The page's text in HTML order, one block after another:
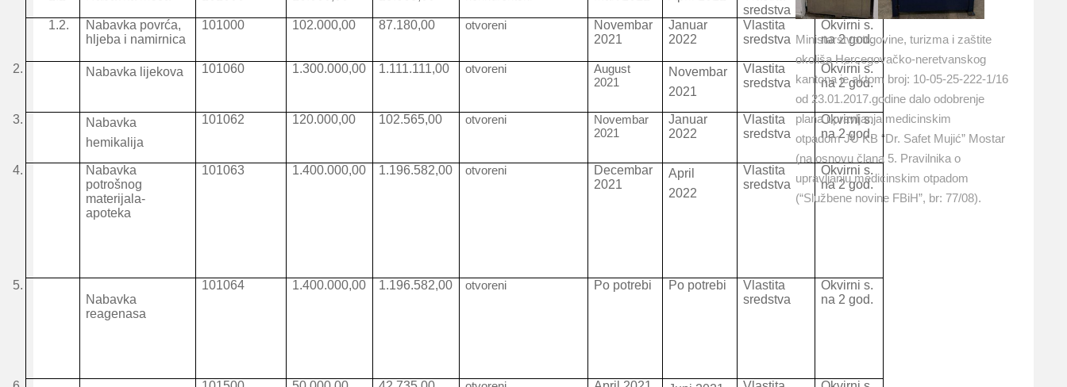
sredstva
na 2 god.
1.2.
Nabavka povrća,
hljeba i namirnica
101000 102.000,00 87.180,00 otvoreni
Novembar
2021
Januar
2022
Vlastita
sredstva
Okvirni s.
na 2 god.
2. Nabavka lijekova 101060 1.300.000,00 1.111.111,00 otvoreni
August
2021
Novembar
2021
Vlastita
sredstva
Okvirni s.
na 2 god.
3.
Nabavka
hemikalija
101062 120.000,00 102.565,00 otvoreni
Novembar
2021
Januar
2022
Vlastita
sredstva
Okvirni s.
na 2 god.
4.
Nabavka
potrošnog
materijala-
apoteka
101063 1.400.000,00 1.196.582,00 otvoreni
Decembar
2021
April
2022
Vlastita
sredstva
Okvirni s.
na 2 god.
5.
Nabavka
reagenasa
101064 1.400.000,00 1.196.582,00 otvoreni Po potrebi Po potrebi
Vlastita
sredstva
Okvirni s.
na 2 god.
Ministarstvo trgovine, turizma i zaštite
okoliša Hercegovačko-neretvanskog
kantona je aktom broj: 10-05-25-222-1/16
od 23.01.2017.godine dalo odobrenje
plana upravljanja medicinskim
otpadom JU KB “Dr. Safet Mujić” Mostar
(na osnovu člana 5. Pravilnika o
upravljanju medicinskim otpadom
(“Službene novine FBiH”, br: 77/08).